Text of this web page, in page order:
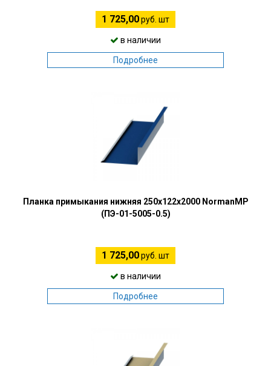
1 725,00руб. шт
в наличии
Подробнее
Планка примыкания нижняя 250х122х2000 NormanMP
(ПЭ-01-5005-0.5)
1 725,00руб. шт
в наличии
Подробнее